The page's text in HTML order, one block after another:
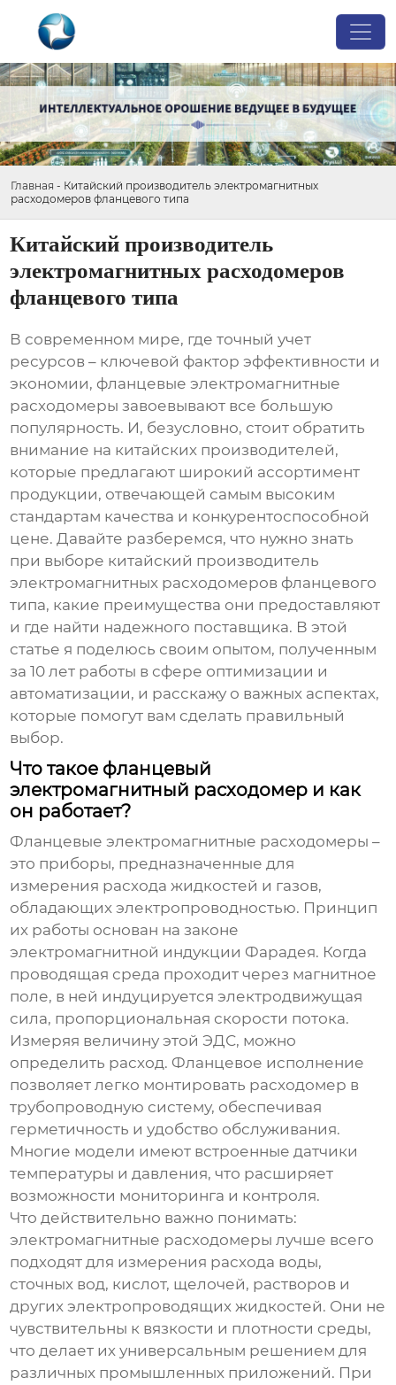
Главная - Китайский производитель электромагнитных
расходомеров фланцевого типа
Китайский производитель
электромагнитных расходомеров
фланцевого типа
В современном мире, где точный учет
ресурсов – ключевой фактор эффективности и
экономии, фланцевые электромагнитные
расходомеры завоевывают все большую
популярность. И, безусловно, стоит обратить
внимание на китайских производителей,
которые предлагают широкий ассортимент
продукции, отвечающей самым высоким
стандартам качества и конкурентоспособной
цене. Давайте разберемся, что нужно знать
при выборе китайский производитель
электромагнитных расходомеров фланцевого
типа, какие преимущества они предоставляют
и где найти надежного поставщика. В этой
статье я поделюсь своим опытом, полученным
за 10 лет работы в сфере оптимизации и
автоматизации, и расскажу о важных аспектах,
которые помогут вам сделать правильный
выбор.
Что такое фланцевый
электромагнитный расходомер и как
он работает?
Фланцевые электромагнитные расходомеры –
это приборы, предназначенные для
измерения расхода жидкостей и газов,
обладающих электропроводностью. Принцип
их работы основан на законе
электромагнитной индукции Фарадея. Когда
проводящая среда проходит через магнитное
поле, в ней индуцируется электродвижущая
сила, пропорциональная скорости потока.
Измеряя величину этой ЭДС, можно
определить расход. Фланцевое исполнение
позволяет легко монтировать расходомер в
трубопроводную систему, обеспечивая
герметичность и удобство обслуживания.
Многие модели имеют встроенные датчики
температуры и давления, что расширяет
возможности мониторинга и контроля.
Что действительно важно понимать:
электромагнитные расходомеры лучше всего
подходят для измерения расхода воды,
сточных вод, кислот, щелочей, растворов и
других электропроводящих жидкостей. Они не
чувствительны к вязкости и плотности среды,
что делает их универсальным решением для
различных промышленных приложений. При